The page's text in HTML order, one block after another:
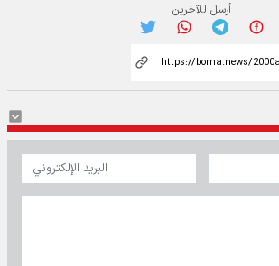
أرسل للآخرين